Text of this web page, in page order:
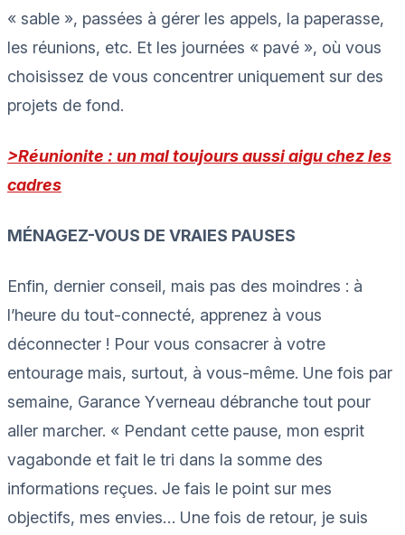
« sable », passées à gérer les appels, la paperasse,
les réunions, etc. Et les journées « pavé », où vous
choisissez de vous concentrer uniquement sur des
projets de fond.
>Réunionite : un mal toujours aussi aigu chez les
cadres
MÉNAGEZ-VOUS DE VRAIES PAUSES
Enfin, dernier conseil, mais pas des moindres : à
l’heure du tout-connecté, apprenez à vous
déconnecter ! Pour vous consacrer à votre
entourage mais, surtout, à vous-même. Une fois par
semaine, Garance Yverneau débranche tout pour
aller marcher. « Pendant cette pause, mon esprit
vagabonde et fait le tri dans la somme des
informations reçues. Je fais le point sur mes
objectifs, mes envies… Une fois de retour, je suis